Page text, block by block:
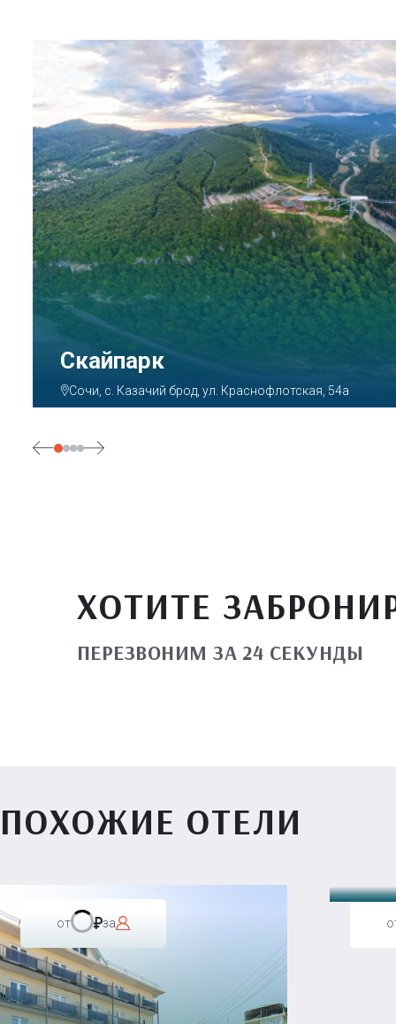
Парк «Ривьера»
Сочи, ул. Егорова, 1/6, микрорайон Центральный
ХОТИТЕ
ПЕРЕЗВОНИМ ЗА 24 СЕКУНДЫ
ПОХОЖИЕ ОТЕЛИ
от за